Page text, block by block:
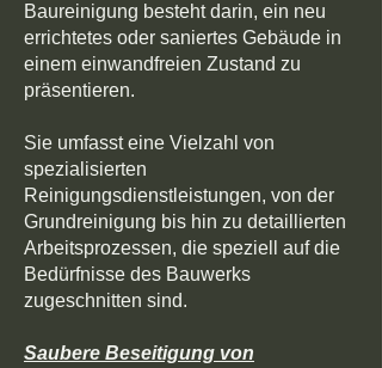
Baureinigung besteht darin, ein neu
errichtetes oder saniertes Gebäude in
einem einwandfreien Zustand zu
präsentieren.
Sie umfasst eine Vielzahl von
spezialisierten
Reinigungsdienstleistungen, von der
Grundreinigung bis hin zu detaillierten
Arbeitsprozessen, die speziell auf die
Bedürfnisse des Bauwerks
zugeschnitten sind.
Saubere Beseitigung von